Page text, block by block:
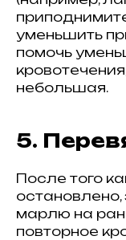
уменьшить
помочь
небольшая.
5.
После того
марлю на
повторное